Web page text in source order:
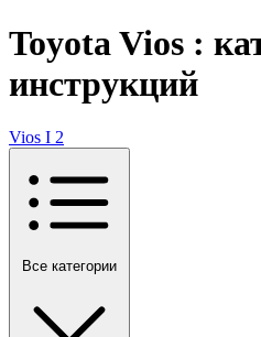
Toyota Vios :
инструкций
Vios I 2
Все категории